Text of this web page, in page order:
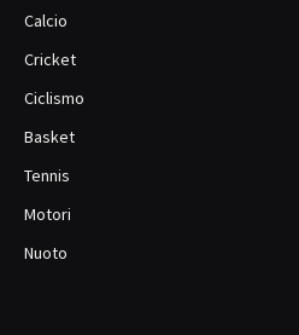
Calcio
Cricket
Ciclismo
Basket
Tennis
Motori
Nuoto